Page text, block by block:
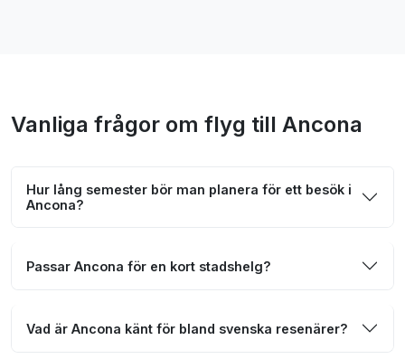
Vanliga frågor om flyg till Ancona
Hur lång semester bör man planera för ett besök i
Ancona?
Passar Ancona för en kort stadshelg?
Vad är Ancona känt för bland svenska resenärer?